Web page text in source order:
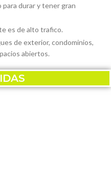
durar y tener gran
es de alto trafico.
de exterior, condominios,
abiertos.